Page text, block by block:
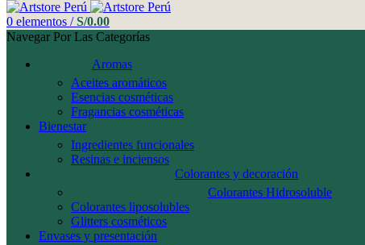
0 elementos / S/0.00
Navegar Por Las Categorías
Aromas
Aceites aromáticos
Esencias cosméticas
Fragancias cosméticas
Bienestar
Ingredientes funcionales
Resinas e inciensos
Colorantes y decoración
Colorantes Hidrosoluble
Colorantes liposolubles
Glitters cosméticos
Envases y presentación